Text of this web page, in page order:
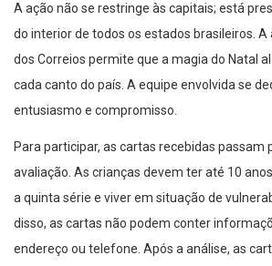
A ação não se restringe às capitais; está
do interior de todos os estados brasileiros. A
dos Correios permite que a magia do Natal
cada canto do país. A equipe envolvida se
entusiasmo e compromisso.
Para participar, as cartas recebidas passam
avaliação. As crianças devem ter até 10
a quinta série e viver em situação de
disso, as cartas não podem conter
endereço ou telefone. Após a análise, as